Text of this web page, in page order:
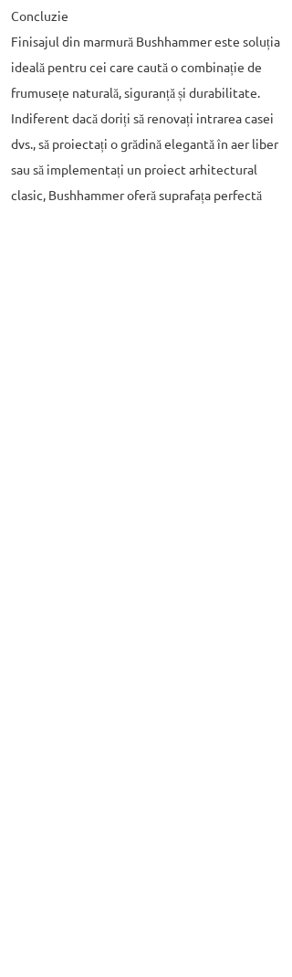
Concluzie
Finisajul din marmură Bushhammer este soluția
ideală pentru cei care caută o combinație de
frumusețe naturală, siguranță și durabilitate.
Indiferent dacă doriți să renovați intrarea casei
dvs., să proiectați o grădină elegantă în aer liber
sau să implementați un proiect arhitectural
clasic, Bushhammer oferă suprafața perfectă